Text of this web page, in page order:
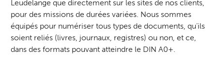
Leudelange que directement sur les sites de nos clients,
pour des missions de durées variées. Nous sommes
équipés pour numériser tous types de documents, qu’ils
soient reliés (livres, journaux, registres) ou non, et ce,
dans des formats pouvant atteindre le DIN A0+.